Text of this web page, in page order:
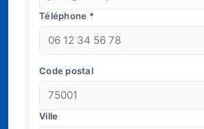
Téléphone *
Code postal
Ville